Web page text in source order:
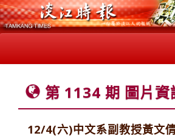
第 1134 期 圖片資
12/4(六)中文系副教授黃文